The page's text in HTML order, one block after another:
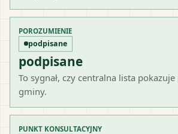
POROZUMIENIE
podpisane
podpisane
To sygnał, czy centralna lista
gminy.
PUNKT KONSULTACYJNY